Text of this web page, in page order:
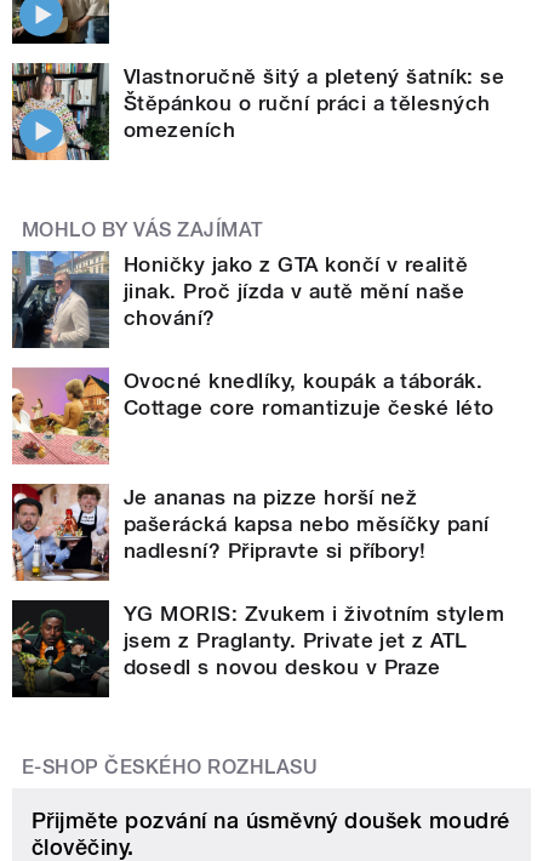
Vlastnoručně šitý a pletený šatník: se
Štěpánkou o ruční práci a tělesných
omezeních
MOHLO BY VÁS ZAJÍMAT
Honičky jako z GTA končí v realitě
jinak. Proč jízda v autě mění naše
chování?
Ovocné knedlíky, koupák a táborák.
Cottage core romantizuje české léto
Je ananas na pizze horší než
pašerácká kapsa nebo měsíčky paní
nadlesní? Připravte si příbory!
YG MORIS: Zvukem i životním stylem
jsem z Praglanty. Private jet z ATL
dosedl s novou deskou v Praze
E-SHOP ČESKÉHO ROZHLASU
Přijměte pozvání na úsměvný doušek moudré
člověčiny.